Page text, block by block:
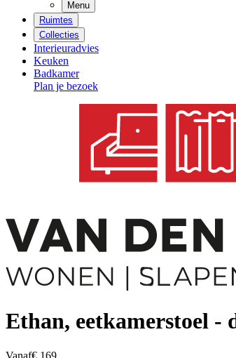
Menu
Ruimtes
Collecties
Interieuradvies
Keuken
Badkamer
Plan je bezoek
Ethan, eetkamerstoel -
Vanaf€ 169